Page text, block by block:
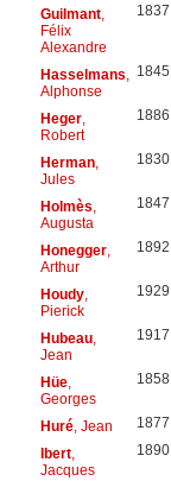
Guilmant,
Félix
Alexandre
1837
Hasselmans
Alphonse
1845
Heger,
Robert
1886
Herman,
Jules
1830
Holmès
Augusta
1847
Honegger,
Arthur
1892
Houdy,
Pierick
1929
Hubeau,
Jean
1917
Hüe,
Georges
1858
Huré, Jean 1877
Ibert,
Jacques
1890